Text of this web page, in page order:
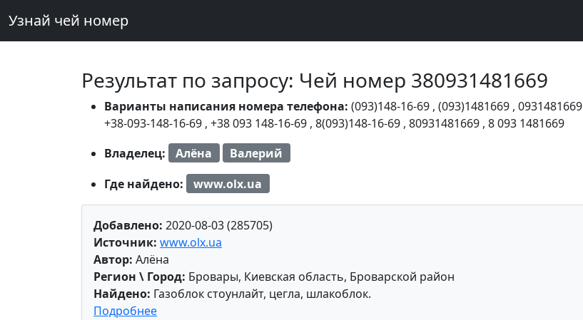
Узнай чей номер
Результат по запросу: Чей номер 380931481669
Варианты написания номера телефона: (093)148-16-69 , (093)1481669 , 0931481669
+38-093-148-16-69 , +38 093 148-16-69 , 8(093)148-16-69 , 80931481669 , 8 093 1481669
Владелец:
Алёна
Валерий
Где найдено:
www.olx.ua
Добавлено: 2020-08-03 (285705)
Источник: www.olx.ua
Автор: Алёна
Регион \ Город: Бровары, Киевская область, Броварской район
Найдено: Газоблок стоунлайт, цегла, шлакоблок.
Подробнее